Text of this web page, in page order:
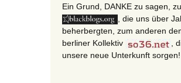
Ein Grund, DANKE zu sagen,
, die uns über
beherbergten, zum anderen
berliner Kollektiv
,
unsere neue Unterkunft sorgen!